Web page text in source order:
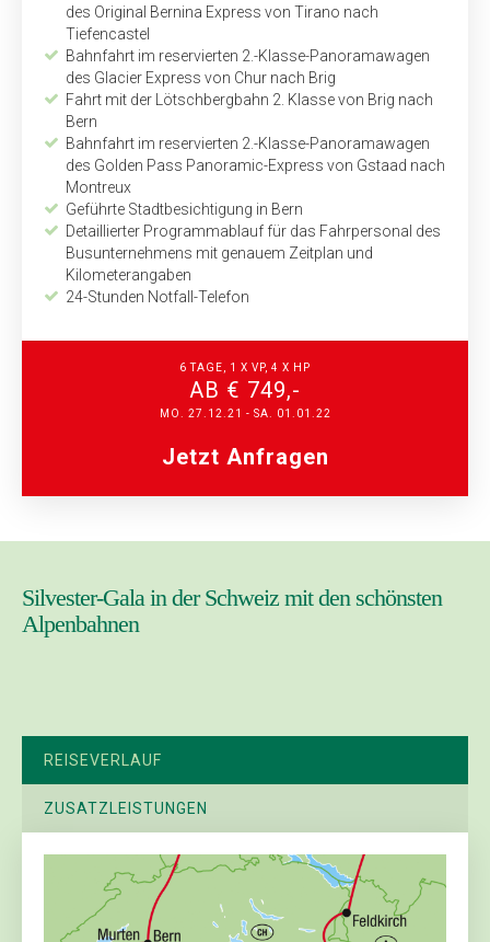
des Original Bernina Express von Tirano nach
Tiefencastel
Bahnfahrt im reservierten 2.-Klasse-Panoramawagen
des Glacier Express von Chur nach Brig
Fahrt mit der Lötschbergbahn 2. Klasse von Brig nach
Bern
Bahnfahrt im reservierten 2.-Klasse-Panoramawagen
des Golden Pass Panoramic-Express von Gstaad nach
Montreux
Geführte Stadtbesichtigung in Bern
Detaillierter Programmablauf für das Fahrpersonal des
Busunternehmens mit genauem Zeitplan und
Kilometerangaben
24-Stunden Notfall-Telefon
6 TAGE, 1 X VP, 4 X HP
AB € 749,-
MO. 27.12.21 - SA. 01.01.22
Jetzt Anfragen
Silvester-Gala in der Schweiz mit den schönsten
Alpenbahnen
REISEVERLAUF
ZUSATZLEISTUNGEN